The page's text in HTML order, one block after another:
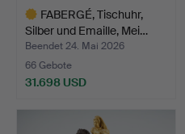
FABERGÉ, Tischuhr,
Silber und Emaille, Mei…
Beendet 24. Mai 2026
66 Gebote
31.698 USD